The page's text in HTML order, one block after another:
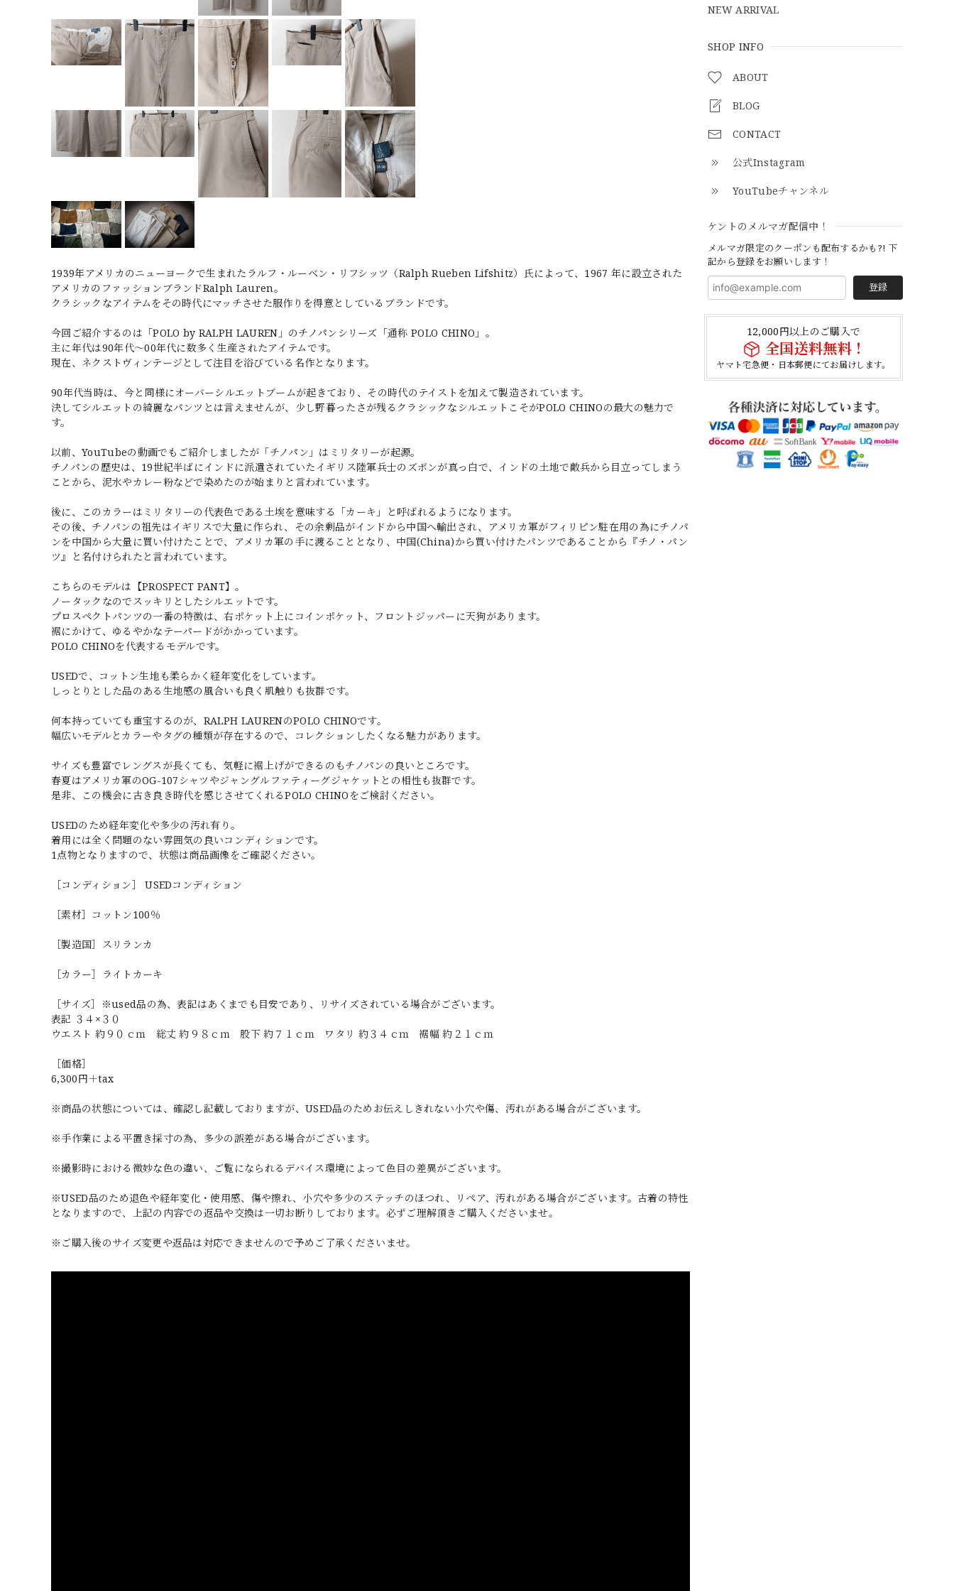
NEW ARRIVAL
SHOP INFO
ABOUT
BLOG
CONTACT
公式Instagram
YouTubeチャンネル
ケントのメルマガ配信中！
メルマガ限定のクーポンも配布するかも?! 下
記から登録をお願いします！
登録
12,000円以上のご購入で
全国送料無料！
ヤマト宅急便・日本郵便にてお届けします。
1939年アメリカのニューヨークで生まれたラルフ・ルーベン・リフシッツ（Ralph Rueben Lifshitz）氏によって、1967 年に設立された
アメリカのファッションブランドRalph Lauren。
クラシックなアイテムをその時代にマッチさせた服作りを得意としているブランドです。
今回ご紹介するのは「POLO by RALPH LAUREN」のチノパンシリーズ「通称 POLO CHINO」。
主に年代は90年代～00年代に数多く生産されたアイテムです。
現在、ネクストヴィンテージとして注目を浴びている名作となります。
90年代当時は、今と同様にオーバーシルエットブームが起きており、その時代のテイストを加えて製造されています。
決してシルエットの綺麗なパンツとは言えませんが、少し野暮ったさが残るクラシックなシルエットこそがPOLO CHINOの最大の魅力で
す。
以前、YouTubeの動画でもご紹介しましたが「チノパン」はミリタリーが起源。
チノパンの歴史は、19世紀半ばにインドに派遣されていたイギリス陸軍兵士のズボンが真っ白で、インドの土地で敵兵から目立ってしまう
ことから、泥水やカレー粉などで染めたのが始まりと言われています。
後に、このカラーはミリタリーの代表色である土埃を意味する「カーキ」と呼ばれるようになります。
その後、チノパンの祖先はイギリスで大量に作られ、その余剰品がインドから中国へ輸出され、アメリカ軍がフィリピン駐在用の為にチノパ
ンを中国から大量に買い付けたことで、アメリカ軍の手に渡ることとなり、中国(China)から買い付けたパンツであることから『チノ・パン
ツ』と名付けられたと言われています。
こちらのモデルは【PROSPECT PANT】。
ノータックなのでスッキリとしたシルエットです。
プロスペクトパンツの一番の特徴は、右ポケット上にコインポケット、フロントジッパーに天狗があります。
裾にかけて、ゆるやかなテーパードがかかっています。
POLO CHINOを代表するモデルです。
USEDで、コットン生地も柔らかく経年変化をしています。
しっとりとした品のある生地感の風合いも良く肌触りも抜群です。
何本持っていても重宝するのが、RALPH LAURENのPOLO CHINOです。
幅広いモデルとカラーやタグの種類が存在するので、コレクションしたくなる魅力があります。
サイズも豊富でレングスが長くても、気軽に裾上げができるのもチノパンの良いところです。
春夏はアメリカ軍のOG-107シャツやジャングルファティーグジャケットとの相性も抜群です。
是非、この機会に古き良き時代を感じさせてくれるPOLO CHINOをご検討ください。
USEDのため経年変化や多少の汚れ有り。
着用には全く問題のない雰囲気の良いコンディションです。
1点物となりますので、状態は商品画像をご確認ください。
［コンディション］ USEDコンディション
［素材］コットン100％
［製造国］スリランカ
［カラー］ライトカーキ
［サイズ］※used品の為、表記はあくまでも目安であり、リサイズされている場合がございます。
表記 ３４×３０
ウエスト 約９０ｃｍ 総丈 約９８ｃｍ 股下 約７１ｃｍ ワタリ 約３４ｃｍ 裾幅 約２１ｃｍ
［価格］
6,300円＋tax
※商品の状態については、確認し記載しておりますが、USED品のためお伝えしきれない小穴や傷、汚れがある場合がございます。
※手作業による平置き採寸の為、多少の誤差がある場合がございます。
※撮影時における微妙な色の違い、ご覧になられるデバイス環境によって色目の差異がございます。
※USED品のため退色や経年変化・使用感、傷や擦れ、小穴や多少のステッチのほつれ、リペア、汚れがある場合がございます。古着の特性
となりますので、上記の内容での返品や交換は一切お断りしております。必ずご理解頂きご購入くださいませ。
※ご購入後のサイズ変更や返品は対応できませんので予めご了承くださいませ。